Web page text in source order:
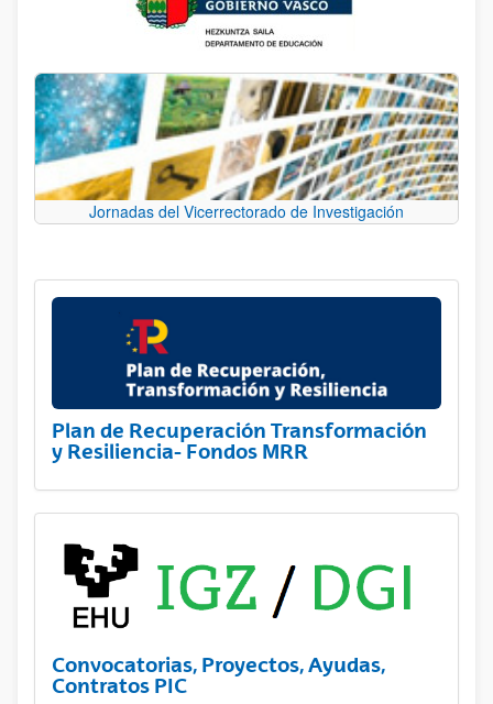
Jornadas del Vicerrectorado de Investigación
Plan de Recuperación Transformación
y Resiliencia- Fondos MRR
Convocatorias, Proyectos, Ayudas,
Contratos PIC